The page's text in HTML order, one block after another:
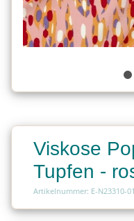
Viskose
Tupfen -
Artikelnummer: E-N23310-